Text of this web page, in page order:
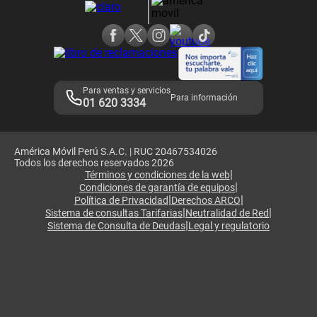
Adquirientes iPhone 6, 6S y SE
Mensaje de Seguridad
Términos y Condiciones de Tienda Claro
Libro de Reclamaciones
Para ventas y servicios
01 620 3334 Para información
América Móvil Perú S.A.C. | RUC 20467534026
Todos los derechos reservados 2026
Términos y condiciones de la web|
Condiciones de garantía de equipos|
Política de Privacidad|Derechos ARCO|
Sistema de consultas Tarifarias|Neutralidad de Red|
Sistema de Consulta de Deudas|Legal y regulatorio